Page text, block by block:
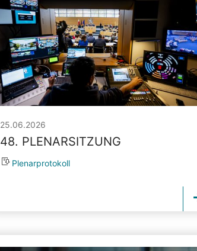
25.06.2026
48. PLENARSITZUNG
Plenarprotokoll